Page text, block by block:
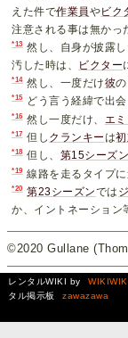
えた件で作業員やビク
注意される事は無かっ
*13 然し、自身が披露
汚した時は、
ビクター
*14 然し、一度だけ彼
*15 どう言う経緯で出
*16 然し一度だけ、 エ
*17 但し クランキーは
*18 但し、 第15シーズ
*19 線路を走るタイプに
*20 第23シーズンでは
か、イントネーション
©2020 Gullane
レンタルWIKI by
タル掲示板
zawazawa